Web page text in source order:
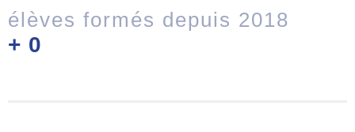
élèves formés depuis 2018
+ 0